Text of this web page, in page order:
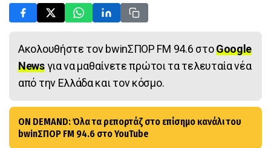
Ακολουθήστε τον bwinΣΠΟΡ FM 94.6 στοGoogle
Newsγια να μαθαίνετε πρώτοι τα τελευταία νέα
από την Ελλάδα και τον κόσμο.
ON DEMAND: Όλα τα ρεπορτάζ στο επίσημο κανάλι του
bwinΣΠΟΡ FM 94.6 στο YouTube